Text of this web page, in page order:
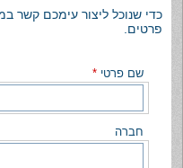
כדי שנוכל ליצור עימכם קשר
פרטים.
שם פרטי *
חברה